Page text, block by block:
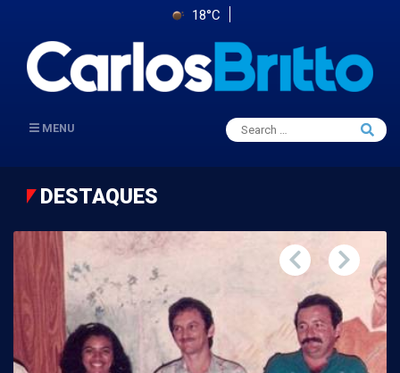
18°C
MENU
Search
for:
Search
DESTAQUES